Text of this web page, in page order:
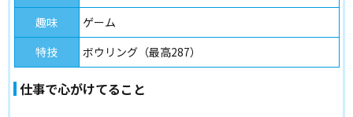
趣味
ゲーム
特技
ボウリング（最高287）
仕事で心がけてること